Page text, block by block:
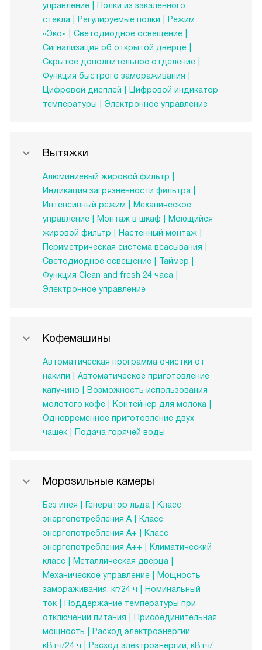
управление
Полки из закаленного
стекла
Регулируемые полки
Режим
«Эко»
Светодиодное освещение
Сигнализация об открытой дверце
Скрытое дополнительное отделение
Функция быстрого замораживания
Цифровой дисплей
Цифровой индикатор
температуры
Электронное управление
Вытяжки
Алюминиевый жировой фильтр
Индикация загрязненности фильтра
Интенсивный режим
Механическое
управление
Монтаж в шкаф
Моющийся
жировой фильтр
Настенный монтаж
Периметрическая система всасывания
Светодиодное освещение
Таймер
Функция Clean and fresh 24 часа
Электронное управление
Кофемашины
Автоматическая программа очистки от
накипи
Автоматическое приготовление
капучино
Возможность использования
молотого кофе
Контейнер для молока
Одновременное приготовление двух
чашек
Подача горячей воды
Морозильные камеры
Без инея Генератор льда
Класс
энергопотребления A
Класс
энергопотребления А+
Класс
энергопотребления А++
Климатический
класс
Металлическая дверца
Механическое управление
Мощность
замораживания, кг/24 ч
Номинальный
ток
Поддержание температуры при
отключении питания
Присоединительная
мощность
Расход электроэнергии
кВтч/24 ч
Расход электроэнергии, кВтч/